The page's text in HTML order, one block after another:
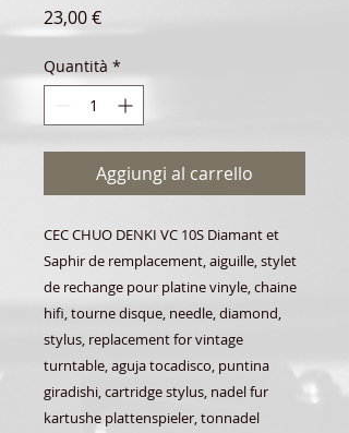
23,00 €Prezzo
Quantità *
Aggiungi al carrello
CEC CHUO DENKI VC 10S Diamant et
Saphir de remplacement, aiguille, stylet
de rechange pour platine vinyle, chaine
hifi, tourne disque, needle, diamond,
stylus, replacement for vintage
turntable, aguja tocadisco, puntina
giradishi, cartridge stylus, nadel fur
kartushe plattenspieler, tonnadel